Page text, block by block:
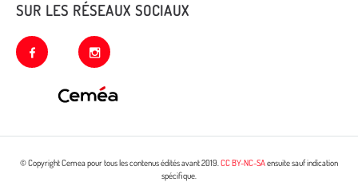
SUR LES RÉSEAUX SOCIAUX
facebook instagram
© Copyright Cemea pour tous les contenus édités avant 2019.CC BY-NC-SAensuite sauf indication
spécifique.